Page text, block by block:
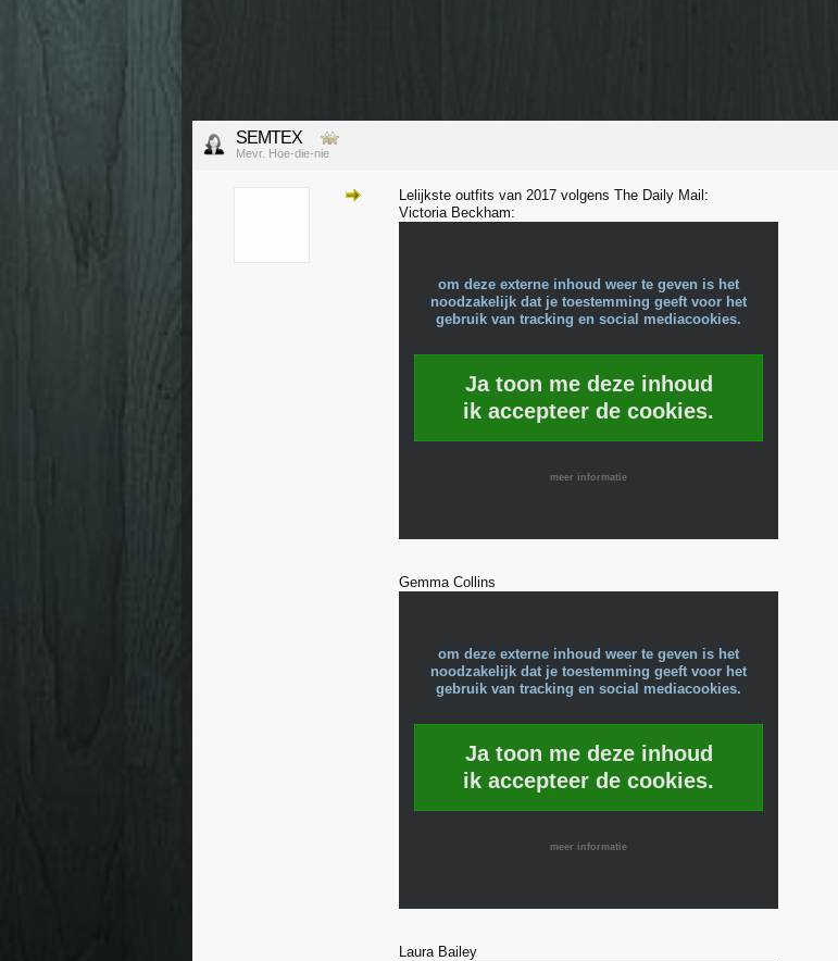
SEMTEX
Mevr. Hoe-die-nie
Lelijkste outfits van 2017 volgens The Daily Mail:
Victoria Beckham:
om deze externe inhoud weer te geven is het
noodzakelijk dat je toestemming geeft voor het
gebruik van tracking en social mediacookies.
Ja toon me deze inhoud
ik accepteer de cookies.
meer informatie
Gemma Collins
om deze externe inhoud weer te geven is het
noodzakelijk dat je toestemming geeft voor het
gebruik van tracking en social mediacookies.
Ja toon me deze inhoud
ik accepteer de cookies.
meer informatie
Laura Bailey